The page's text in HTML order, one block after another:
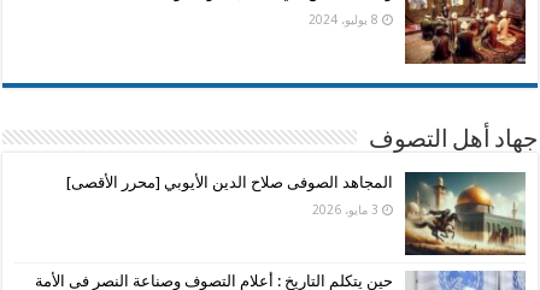
8 يوليو، 2024
جهاد أهل التصوف
المجاهد الصوفى صلاح الدين الأيوبي [محرر الأقصى]
3 مايو، 2026
حين يتكلم التاريخ : أعلام التصوف وصناعة النصر فى الأمة